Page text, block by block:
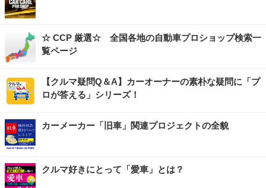
☆ CCP 厳選☆ 全国各地の自動車プロショップ検索一
覧ページ
【クルマ疑問Q＆A】カーオーナーの素朴な疑問に「プ
ロが答える」シリーズ！
カーメーカー「旧車」関連プロジェクトの全貌
クルマ好きにとって「愛車」とは？